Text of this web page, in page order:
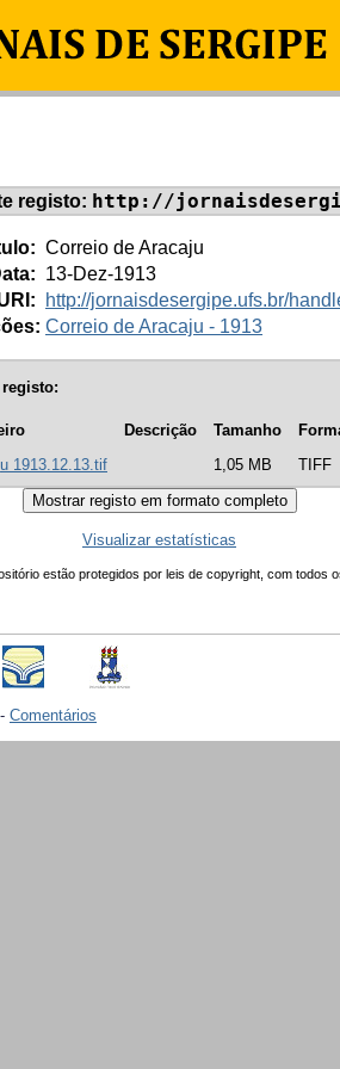
registo: http://
Correio de Aracaju
13-Dez-1913
http://jornaisdesergipe.ufs.br/
Correio de Aracaju - 1913
Descrição Tamanho
1913.12.13.tif
1,05 MB TIFF
Visualizar estatísticas
estão protegidos por leis de copyright, com todos
Comentários